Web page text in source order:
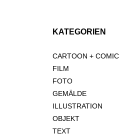
KATEGORIEN
CARTOON + COMIC
FILM
FOTO
GEMÄLDE
ILLUSTRATION
OBJEKT
TEXT